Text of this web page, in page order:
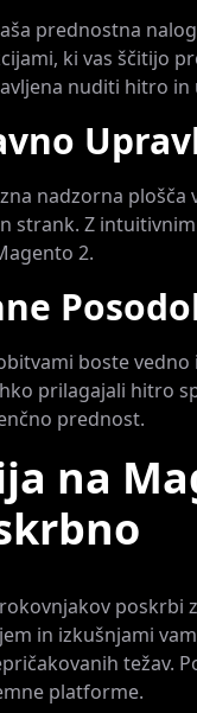
prednostna
ki vas ščitijo
nuditi hitro
nadzorna
strank. Z
2.
boste
prilagajali hitro
prednost.
na
poskrbi
in izkušnjami
težav.
platforme.